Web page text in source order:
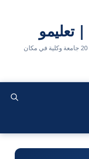
بوابة الأخبار الأكاديمية العراقية — أكثر من 20 جامعة وكلية في مكان